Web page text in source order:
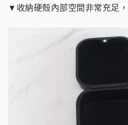
▼收納硬殼內部空間非常充足